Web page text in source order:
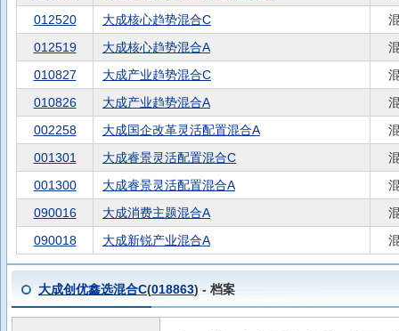
012520
大成核心趋势混合C
012519
大成核心趋势混合A
010827
大成产业趋势混合C
010826
大成产业趋势混合A
002258
大成国企改革灵活配置混合A
001301
大成睿景灵活配置混合C
001300
大成睿景灵活配置混合A
090016
大成消费主题混合A
090018
大成新锐产业混合A
大成创优鑫选混合C(018863) - 档案